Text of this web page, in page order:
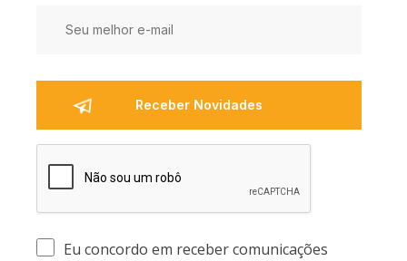
Eu concordo em receber comunicações